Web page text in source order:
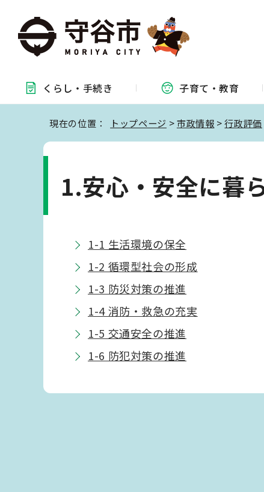
くらし・ 手続き 子育て・教育
現在の位置： トップページ >市政情報 >行政評価
1.安心・安全に暮
1-1 生活環境の保全
1-2 循環型社会の形成
1-3 防災対策の推進
1-4 消防・救急の充実
1-5 交通安全の推進
1-6 防犯対策の推進